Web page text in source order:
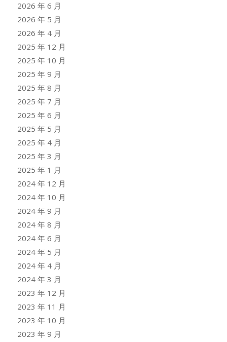
2026 年 6 月
2026 年 5 月
2026 年 4 月
2025 年 12 月
2025 年 10 月
2025 年 9 月
2025 年 8 月
2025 年 7 月
2025 年 6 月
2025 年 5 月
2025 年 4 月
2025 年 3 月
2025 年 1 月
2024 年 12 月
2024 年 10 月
2024 年 9 月
2024 年 8 月
2024 年 6 月
2024 年 5 月
2024 年 4 月
2024 年 3 月
2023 年 12 月
2023 年 11 月
2023 年 10 月
2023 年 9 月